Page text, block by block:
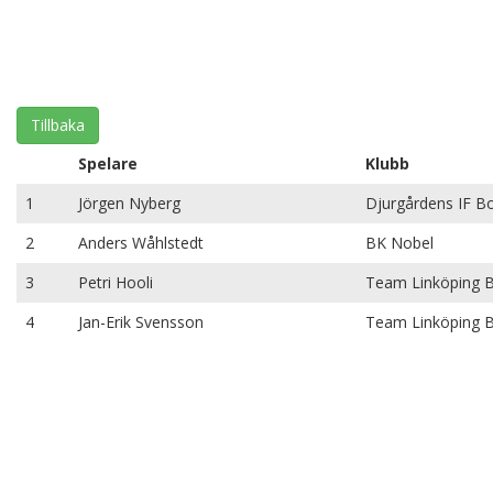
Tillbaka
Spelare
Klubb
1
Jörgen Nyberg
Djurgårdens IF
2
Anders Wåhlstedt
BK Nobel
3
Petri Hooli
Team Linköping
4
Jan-Erik Svensson Team Linköping